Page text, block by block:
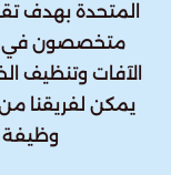
المتحدة بهدف
متخصصون في
الآفات وتنظيف
يمكن لفريقنا
وظيفة